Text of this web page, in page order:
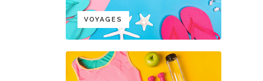
VOYAGES